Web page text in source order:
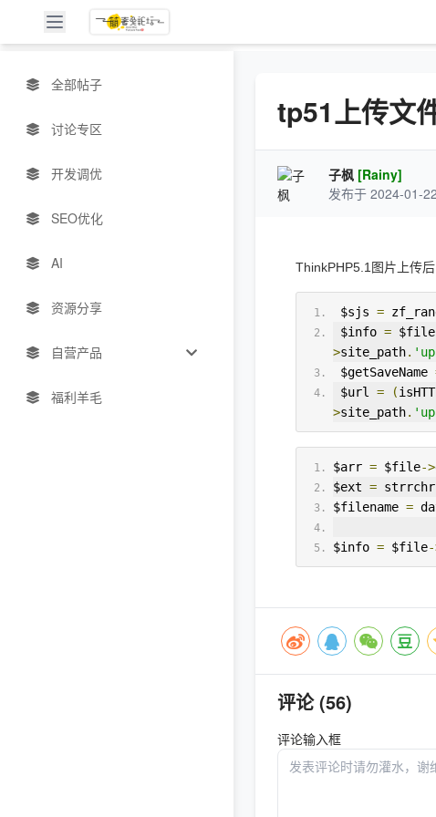
全部帖子
讨论专区
开发调优
SEO优化
AI
资源分享
自营产品
福利羊毛
tp51上传文
子枫 [Rainy]
发布于 2024-01-22
ThinkPHP5.1图片上传
$sjs =
$info = $file
>site_path.
$getSaveName
$url = (
>site_path.
$arr = $file->
$ext = strrchr
$filename =
$info = $file-
评论 (56)
评论输入框